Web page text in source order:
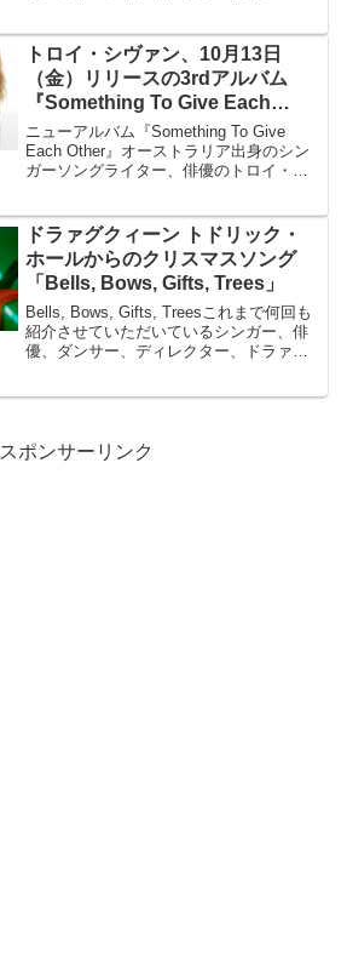
一杯のミッシー・ヒギンズですが...
トロイ・シヴァン、10月13日
（金）リリースの3rdアルバム
『Something To Give Each
Other』収録の「One of Your
Girls」のMVを公開
ニューアルバム『Something To Give
Each Other』オーストラリア出身のシン
ガーソングライター、俳優のトロイ・シ
ドラァグクィーン トドリック・
ホールからのクリスマスソング
「Bells, Bows, Gifts, Trees」
Bells, Bows, Gifts, Treesこれまで何回も
紹介させていただいているシンガー、俳
優、ダンサー、ディレクター、ドラァグ
スポンサーリンク